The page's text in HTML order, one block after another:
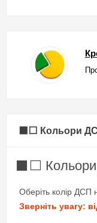
⬛⬜ Кольори
⬛⬜
Оберіть колір ДСП
Зверніть увагу: